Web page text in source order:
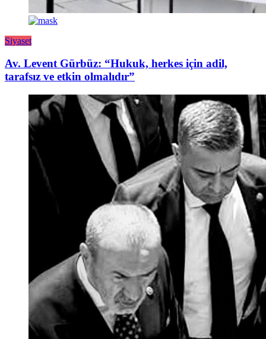
Siyaset
Av. Levent Gürbüz: “Hukuk, herkes için adil,
tarafsız ve etkin olmalıdır”